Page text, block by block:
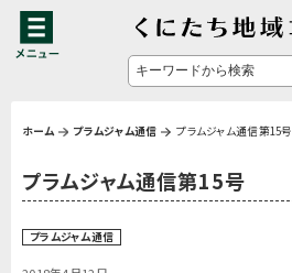
ホーム プラムジャム通信 プラムジャム通信第15号
プラムジャム通信第15号
プラムジャム通信